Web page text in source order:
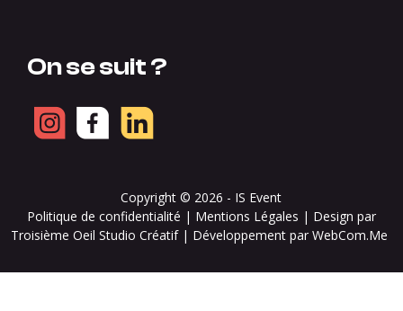
On se suit ?
Copyright © 2026 - IS Event
Politique de confidentialité | Mentions Légales | Design par
Troisième Oeil Studio Créatif | Développement par WebCom.Me